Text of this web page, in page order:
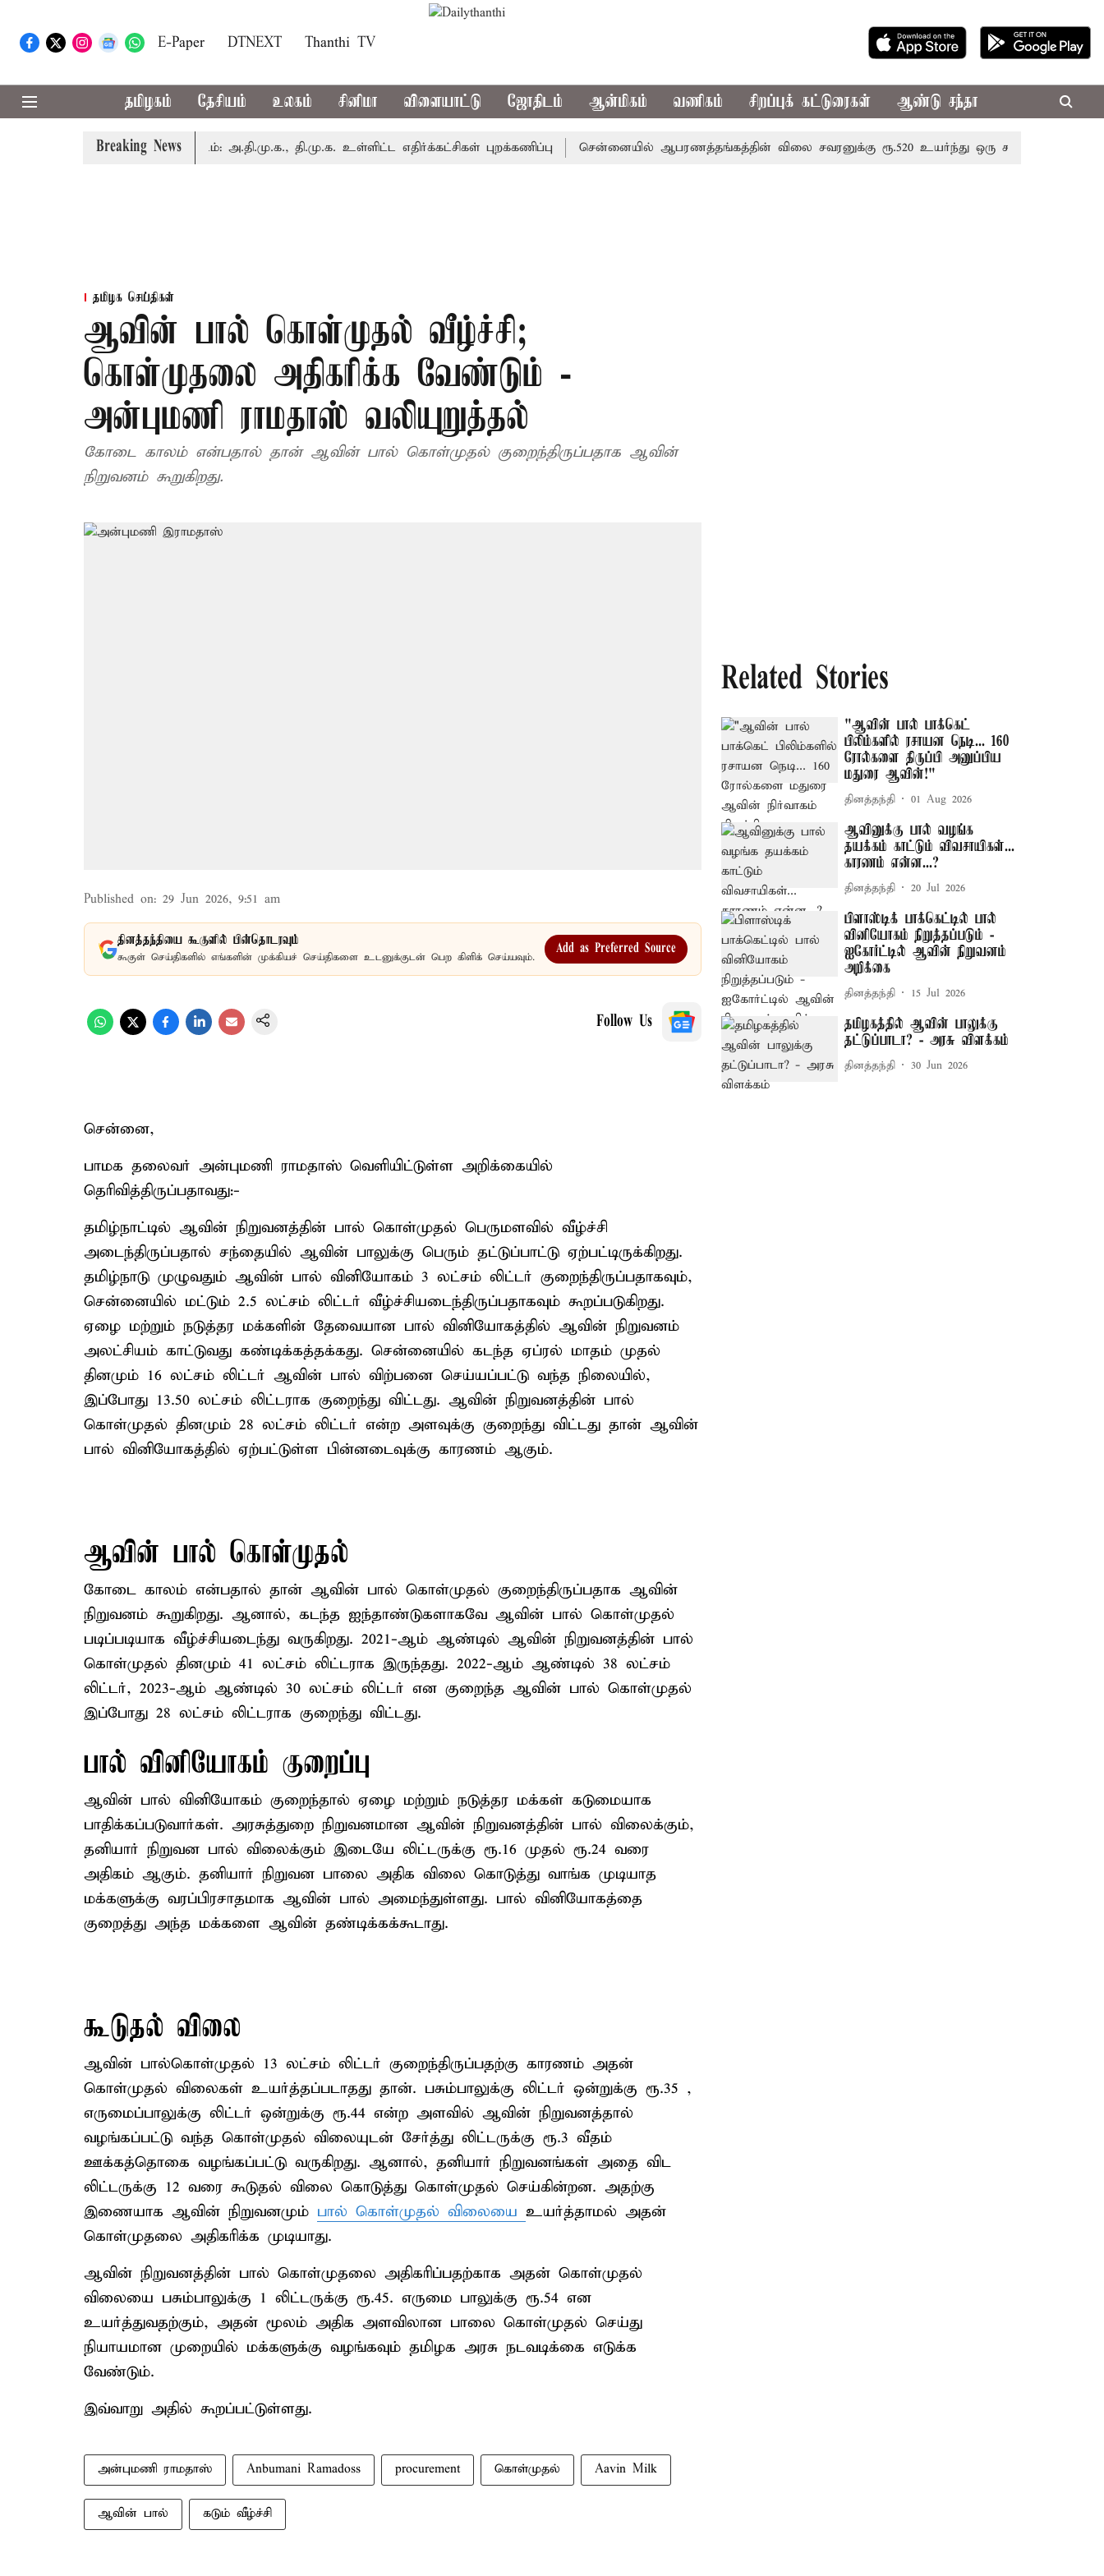
E-Paper DTNEXT Thanthi TV
தமிழகம் தேசியம் உலகம் சினிமா விளையாட்டு ஜோதிடம் ஆன்மிகம் வணிகம் சிறப்புக் கட்டுரைகள் ஆண்டு சந்தா
Breaking News
இன்று எம்.பி.க்கள் கூட்டம்: அ.தி.மு.க., தி.மு.க. உள்ளிட்ட எதிர்க்கட்சிகள் புறக்கணிப்பு சென்னையில் ஆபரணத்தங்கத்தின் விலை சவரனுக்கு ரூ.520 உயர்ந்து ஒரு சவரன் ரூ.1,11,720க்கு
தமிழக செய்திகள்
ஆவின் பால் கொள்முதல் வீழ்ச்சி;
கொள்முதலை அதிகரிக்க வேண்டும் -
அன்புமணி ராமதாஸ் வலியுறுத்தல்
கோடை காலம் என்பதால் தான் ஆவின் பால் கொள்முதல் குறைந்திருப்பதாக ஆவின்
நிறுவனம் கூறுகிறது.
Published on: 29 Jun 2026, 9:51 am
தினத்தந்தியை கூகுளில் பின்தொடரவும்
கூகுள் செய்திகளில் எங்களின் முக்கியச் செய்திகளை உடனுக்குடன் பெற கிளிக் செய்யவும்.
Add as Preferred Source
Follow Us
சென்னை,
பாமக தலைவர் அன்புமணி ராமதாஸ் வெளியிட்டுள்ள அறிக்கையில்
தெரிவித்திருப்பதாவது:-
தமிழ்நாட்டில் ஆவின் நிறுவனத்தின் பால் கொள்முதல் பெருமளவில் வீழ்ச்சி
அடைந்திருப்பதால் சந்தையில் ஆவின் பாலுக்கு பெரும் தட்டுப்பாட்டு ஏற்பட்டிருக்கிறது.
தமிழ்நாடு முழுவதும் ஆவின் பால் வினியோகம் 3 லட்சம் லிட்டர் குறைந்திருப்பதாகவும்,
சென்னையில் மட்டும் 2.5 லட்சம் லிட்டர் வீழ்ச்சியடைந்திருப்பதாகவும் கூறப்படுகிறது.
ஏழை மற்றும் நடுத்தர மக்களின் தேவையான பால் வினியோகத்தில் ஆவின் நிறுவனம்
அலட்சியம் காட்டுவது கண்டிக்கத்தக்கது. சென்னையில் கடந்த ஏப்ரல் மாதம் முதல்
தினமும் 16 லட்சம் லிட்டர் ஆவின் பால் விற்பனை செய்யப்பட்டு வந்த நிலையில்,
இப்போது 13.50 லட்சம் லிட்டராக குறைந்து விட்டது. ஆவின் நிறுவனத்தின் பால்
கொள்முதல் தினமும் 28 லட்சம் லிட்டர் என்ற அளவுக்கு குறைந்து விட்டது தான் ஆவின்
பால் வினியோகத்தில் ஏற்பட்டுள்ள பின்னடைவுக்கு காரணம் ஆகும்.
ஆவின் பால் கொள்முதல்
கோடை காலம் என்பதால் தான் ஆவின் பால் கொள்முதல் குறைந்திருப்பதாக ஆவின்
நிறுவனம் கூறுகிறது. ஆனால், கடந்த ஐந்தாண்டுகளாகவே ஆவின் பால் கொள்முதல்
படிப்படியாக வீழ்ச்சியடைந்து வருகிறது. 2021-ஆம் ஆண்டில் ஆவின் நிறுவனத்தின் பால்
கொள்முதல் தினமும் 41 லட்சம் லிட்டராக இருந்தது. 2022-ஆம் ஆண்டில் 38 லட்சம்
லிட்டர், 2023-ஆம் ஆண்டில் 30 லட்சம் லிட்டர் என குறைந்த ஆவின் பால் கொள்முதல்
இப்போது 28 லட்சம் லிட்டராக குறைந்து விட்டது.
பால் வினியோகம் குறைப்பு
ஆவின் பால் வினியோகம் குறைந்தால் ஏழை மற்றும் நடுத்தர மக்கள் கடுமையாக
பாதிக்கப்படுவார்கள். அரசுத்துறை நிறுவனமான ஆவின் நிறுவனத்தின் பால் விலைக்கும்,
தனியார் நிறுவன பால் விலைக்கும் இடையே லிட்டருக்கு ரூ.16 முதல் ரூ.24 வரை
அதிகம் ஆகும். தனியார் நிறுவன பாலை அதிக விலை கொடுத்து வாங்க முடியாத
மக்களுக்கு வரப்பிரசாதமாக ஆவின் பால் அமைந்துள்ளது. பால் வினியோகத்தை
குறைத்து அந்த மக்களை ஆவின் தண்டிக்கக்கூடாது.
கூடுதல் விலை
ஆவின் பால்கொள்முதல் 13 லட்சம் லிட்டர் குறைந்திருப்பதற்கு காரணம் அதன்
கொள்முதல் விலைகள் உயர்த்தப்படாதது தான். பசும்பாலுக்கு லிட்டர் ஒன்றுக்கு ரூ.35 ,
எருமைப்பாலுக்கு லிட்டர் ஒன்றுக்கு ரூ.44 என்ற அளவில் ஆவின் நிறுவனத்தால்
வழங்கப்பட்டு வந்த கொள்முதல் விலையுடன் சேர்த்து லிட்டருக்கு ரூ.3 வீதம்
ஊக்கத்தொகை வழங்கப்பட்டு வருகிறது. ஆனால், தனியார் நிறுவனங்கள் அதை விட
லிட்டருக்கு 12 வரை கூடுதல் விலை கொடுத்து கொள்முதல் செய்கின்றன. அதற்கு
இணையாக ஆவின் நிறுவனமும் பால் கொள்முதல் விலையை உயர்த்தாமல் அதன்
கொள்முதலை அதிகரிக்க முடியாது.
ஆவின் நிறுவனத்தின் பால் கொள்முதலை அதிகரிப்பதற்காக அதன் கொள்முதல்
விலையை பசும்பாலுக்கு 1 லிட்டருக்கு ரூ.45. எருமை பாலுக்கு ரூ.54 என
உயர்த்துவதற்கும், அதன் மூலம் அதிக அளவிலான பாலை கொள்முதல் செய்து
நியாயமான முறையில் மக்களுக்கு வழங்கவும் தமிழக அரசு நடவடிக்கை எடுக்க
வேண்டும்.
இவ்வாறு அதில் கூறப்பட்டுள்ளது.
அன்புமணி ராமதாஸ் Anbumani Ramadoss procurement கொள்முதல் Aavin Milk
ஆவின் பால் கடும் வீழ்ச்சி
Related Stories
"ஆவின் பால் பாக்கெட்
பிலிம்களில் ரசாயன நெடி... 160
ரோல்களை திருப்பி அனுப்பிய
மதுரை ஆவின்!"
தினத்தந்தி 01 Aug 2026
ஆவினுக்கு பால் வழங்க
தயக்கம் காட்டும் விவசாயிகள்...
காரணம் என்ன...?
தினத்தந்தி 20 Jul 2026
பிளாஸ்டிக் பாக்கெட்டில் பால்
வினியோகம் நிறுத்தப்படும் -
ஐகோர்ட்டில் ஆவின் நிறுவனம்
அறிக்கை
தினத்தந்தி 15 Jul 2026
தமிழகத்தில் ஆவின் பாலுக்கு
தட்டுப்பாடா? - அரசு விளக்கம்
தினத்தந்தி 30 Jun 2026